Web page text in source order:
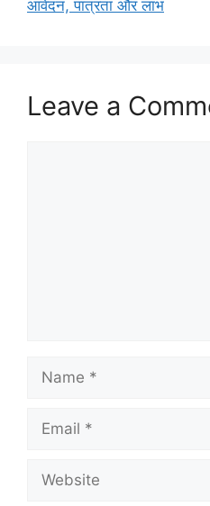
आवेदन, पात्रता और लाभ
Leave a